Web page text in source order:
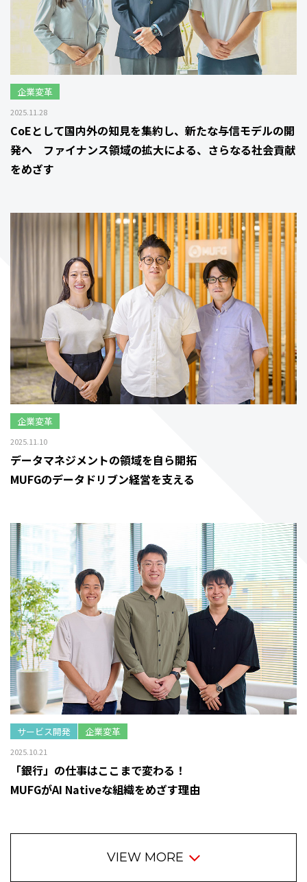
企業変革
2025.11.28
CoEとして国内外の知見を集約し、新たな与信モデルの開
発へ ファイナンス領域の拡大による、さらなる社会貢献
をめざす
企業変革
2025.11.10
データマネジメントの領域を自ら開拓
MUFGのデータドリブン経営を支える
サービス開発 企業変革
2025.10.21
「銀行」の仕事はここまで変わる！
MUFGがAI Nativeな組織をめざす理由
VIEW MORE